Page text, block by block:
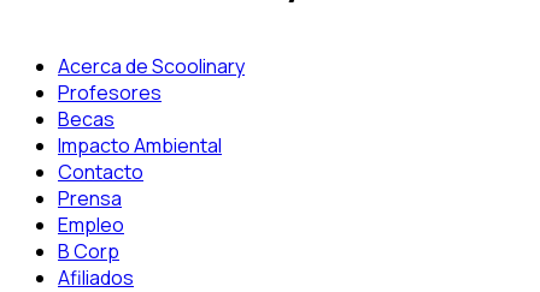
Acerca de Scoolinary
Profesores
Becas
Impacto Ambiental
Contacto
Prensa
Empleo
B Corp
Afiliados